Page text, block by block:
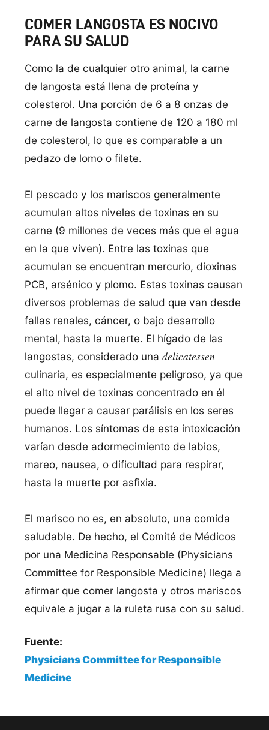
COMER LANGOSTA ES NOCIVO
PARA SU SALUD
Como la de cualquier otro animal, la carne
de langosta está llena de proteí­na y
colesterol. Una porción de 6 a 8 onzas de
carne de langosta contiene de 120 a 180 ml
de colesterol, lo que es comparable a un
pedazo de lomo o filete.
El pescado y los mariscos generalmente
acumulan altos niveles de toxinas en su
carne (9 millones de veces más que el agua
en la que viven). Entre las toxinas que
acumulan se encuentran mercurio, dioxinas
PCB, arsénico y plomo. Estas toxinas causan
diversos problemas de salud que van desde
fallas renales, cáncer, o bajo desarrollo
mental, hasta la muerte. El hí­gado de las
langostas, considerado una delicatessen
culinaria, es especialmente peligroso, ya que
el alto nivel de toxinas concentrado en él
puede llegar a causar parálisis en los seres
humanos. Los sí­ntomas de esta intoxicación
varí­an desde adormecimiento de labios,
mareo, nausea, o dificultad para respirar,
hasta la muerte por asfixia.
El marisco no es, en absoluto, una comida
saludable. De hecho, el Comité de Médicos
por una Medicina Responsable (Physicians
Committee for Responsible Medicine) llega a
afirmar que comer langosta y otros mariscos
equivale a jugar a la ruleta rusa con su salud.
Fuente:
Physicians Committee for Responsible
Medicine